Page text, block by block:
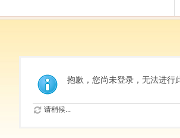
抱歉，您尚未登录，无法进行
请稍候...